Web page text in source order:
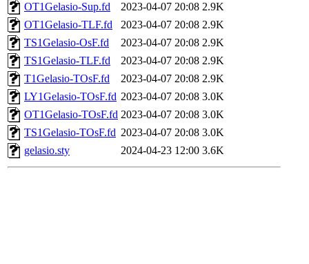
OT1Gelasio-Sup.fd
2023-04-07 20:08 2.9K
OT1Gelasio-TLF.fd
2023-04-07 20:08 2.9K
TS1Gelasio-OsF.fd
2023-04-07 20:08 2.9K
TS1Gelasio-TLF.fd
2023-04-07 20:08 2.9K
T1Gelasio-TOsF.fd
2023-04-07 20:08 2.9K
LY1Gelasio-TOsF.fd 2023-04-07 20:08 3.0K
OT1Gelasio-TOsF.fd 2023-04-07 20:08 3.0K
TS1Gelasio-TOsF.fd 2023-04-07 20:08 3.0K
gelasio.sty
2024-04-23 12:00 3.6K